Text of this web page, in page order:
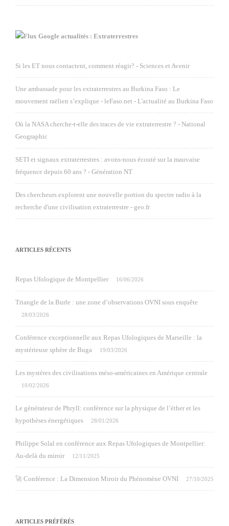
Google actualités : Extraterrestres
Si les ET nous contactent, comment réagir? - Sciences et Avenir
Une ambassade pour les extraterrestres au Burkina Faso : Le
mouvement raëlien s’explique - leFaso.net - L'actualité au Burkina Faso
Où la NASA cherche-t-elle des traces de vie extraterrestre ? - National
Geographic
SETI et signaux extraterrestres : avons-nous écouté sur la mauvaise
fréquence depuis 60 ans ? - Génération NT
Des chercheurs explorent une nouvelle portion du spectre radio à la
recherche d'une civilisation extraterrestre - geo.fr
ARTICLES RÉCENTS
Repas Ufologique de Montpellier 16/06/2026
Triangle de la Burle : une zone d’observations OVNI sous enquête
28/03/2026
Conférence exceptionnelle aux Repas Ufologiques de Marseille : la
mystérieuse sphère de Buga
19/03/2026
Les mystères des civilisations méso-américaines en Amérique centrale
10/02/2026
Le générateur de Phryll: conférence sur la physique de l’éther et les
hypothèses énergétiques
28/01/2026
Philippe Solal en conférence aux Repas Ufologiques de Montpellier:
Au-delà du miroir
12/11/2025
🚀 Conférence : La Dimension Miroir du Phénomène OVNI 27/10/2025
ARTICLES PRÉFÉRÉS